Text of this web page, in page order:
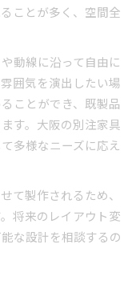
ことが多く、空間全
動線に沿って自由に
囲気を演出したい場
ことができ、既製品
す。大阪の別注家具
多様なニーズに応え
て製作されるため、
将来のレイアウト変
な設計を相談するの